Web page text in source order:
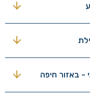
- באזור חיפה